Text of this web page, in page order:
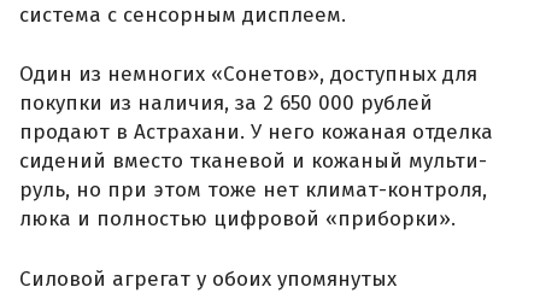
система с сенсорным дисплеем.
Один из немногих «Сонетов», доступных для
покупки из наличия, за 2 650 000 рублей
продают в Астрахани. У него кожаная отделка
сидений вместо тканевой и кожаный мульти-
руль, но при этом тоже нет климат-контроля,
люка и полностью цифровой «приборки».
Силовой агрегат у обоих упомянутых